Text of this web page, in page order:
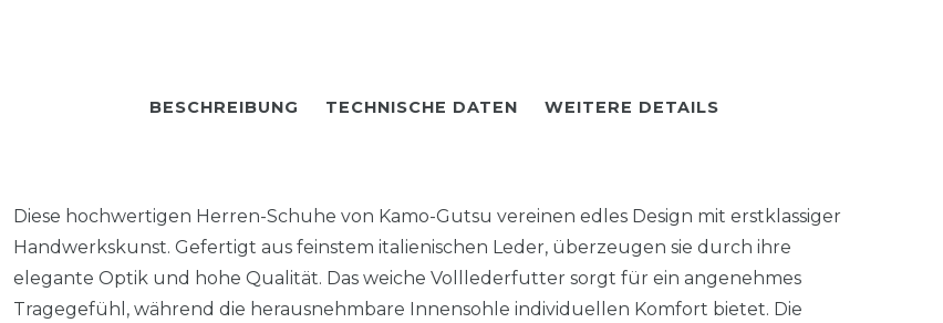
BESCHREIBUNG TECHNISCHE DATEN WEITERE DETAILS
Diese hochwertigen Herren-Schuhe von Kamo-Gutsu vereinen edles Design mit erstklassiger
Handwerkskunst. Gefertigt aus feinstem italienischen Leder, überzeugen sie durch ihre
elegante Optik und hohe Qualität. Das weiche Volllederfutter sorgt für ein angenehmes
Tragegefühl, während die herausnehmbare Innensohle individuellen Komfort bietet. Die